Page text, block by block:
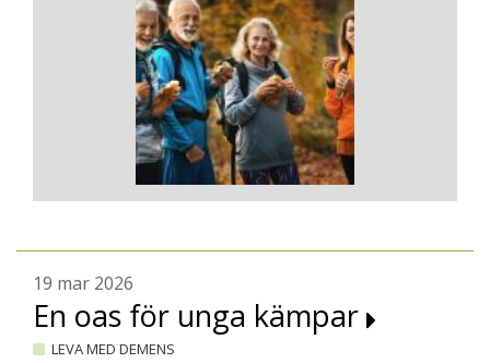
19 mar 2026
En oas för unga kämpar
LEVA MED DEMENS